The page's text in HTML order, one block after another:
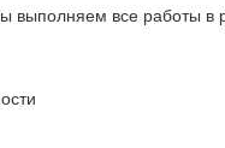
выполняем все работы в